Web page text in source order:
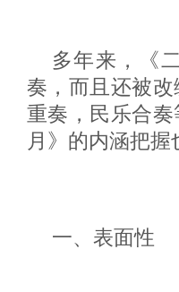
多年来，《
奏，而且还被
重奏，民乐合
月》的内涵把握
一、表面性